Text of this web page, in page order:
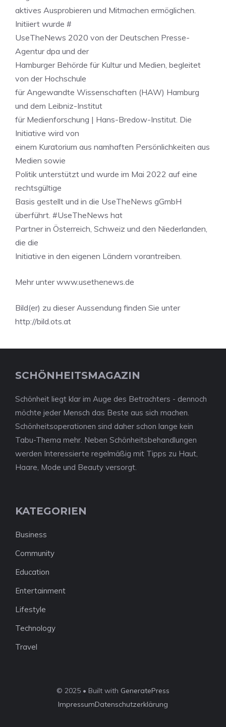
aktives Ausprobieren und Mitmachen ermöglichen.
Initiiert wurde #
UseTheNews 2020 von der Deutschen Presse-
Agentur dpa und der
Hamburger Behörde für Kultur und Medien, begleitet
von der Hochschule
für Angewandte Wissenschaften (HAW) Hamburg
und dem Leibniz-Institut
für Medienforschung | Hans-Bredow-Institut. Die
Initiative wird von
einem Kuratorium aus namhaften Persönlichkeiten aus
Medien sowie
Politik unterstützt und wurde im Mai 2022 auf eine
rechtsgültige
Basis gestellt und in die UseTheNews gGmbH
überführt. #UseTheNews hat
Partner in Österreich, Schweiz und den Niederlanden,
die die
Initiative in den eigenen Ländern vorantreiben.
Mehr unter www.usethenews.de
Bild(er) zu dieser Aussendung finden Sie unter
http://bild.ots.at
SCHÖNHEITSMAGAZIN
Schönheit liegt klar im Auge des Betrachters - dennoch
möchte jeder Mensch das Beste aus sich machen.
Schönheitsoperationen sind daher schon lange kein
Tabu-Thema mehr. Neben Schönheitsbehandlungen
werden Interessierte regelmäßig mit Tipps zu Haut,
Haare, Mode und Beauty versorgt.
KATEGORIEN
Business
Community
Education
Entertainment
Lifestyle
Technology
Travel
© 2025 • Built with GeneratePress
ImpressumDatenschutzerklärung